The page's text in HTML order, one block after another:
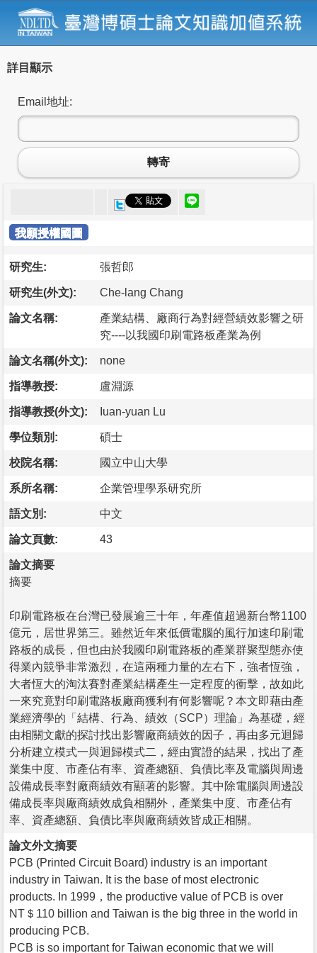
詳目顯示
Email地址:
轉寄
我願授權國圖
研究生: 張哲郎
研究生(外文): Che-lang Chang
論文名稱:
產業結構、廠商行為對經營績效影響之研
究----以我國印刷電路板產業為例
論文名稱(外文): none
指導教授: 盧淵源
指導教授(外文): Iuan-yuan Lu
學位類別: 碩士
校院名稱: 國立中山大學
系所名稱: 企業管理學系研究所
語文別: 中文
論文頁數: 43
論文摘要
摘要
印刷電路板在台灣已發展逾三十年，年產值超過新台幣1100
億元，居世界第三。雖然近年來低價電腦的風行加速印刷電
路板的成長，但也由於我國印刷電路板的產業群聚型態亦使
得業內競爭非常激烈，在這兩種力量的左右下，強者恆強，
大者恆大的淘汰賽對產業結構產生一定程度的衝擊，故如此
一來究竟對印刷電路板廠商獲利有何影響呢？本文即藉由產
業經濟學的「結構、行為、績效（SCP）理論」為基礎，經
由相關文獻的探討找出影響廠商績效的因子，再由多元迴歸
分析建立模式一與迴歸模式二，經由實證的結果，找出了產
業集中度、市產佔有率、資產總額、負債比率及電腦與周邊
設備成長率對廠商績效有顯著的影響。其中除電腦與周邊設
備成長率與廠商績效成負相關外，產業集中度、市產佔有
率、資產總額、負債比率與廠商績效皆成正相關。
論文外文摘要
PCB (Printed Circuit Board) industry is an important
industry in Taiwan. It is the base of most electronic
products. In 1999，the productive value of PCB is over
NT＄110 billion and Taiwan is the big three in the world in
producing PCB.
PCB is so important for Taiwan economic that we will